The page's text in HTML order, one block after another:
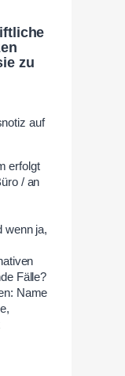
zu
auf
erfolgt
/ an
wenn ja,
Fälle?
Name